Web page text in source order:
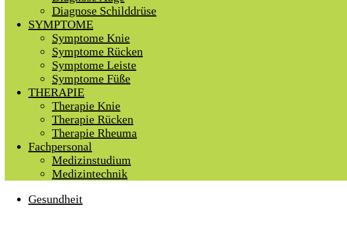
Diagnose Schilddrüse
SYMPTOME
Symptome Knie
Symptome Rücken
Symptome Leiste
Symptome Füße
THERAPIE
Therapie Knie
Therapie Rücken
Therapie Rheuma
Fachpersonal
Medizinstudium
Medizintechnik
Gesundheit